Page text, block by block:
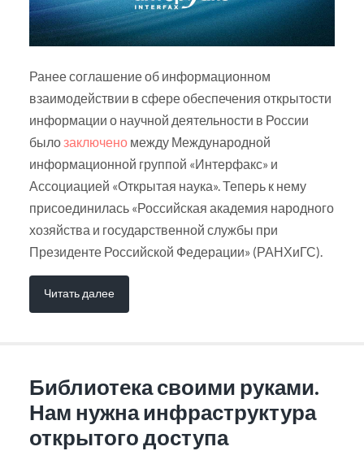
Ранее соглашение об информационном
взаимодействии в сфере обеспечения открытости
информации о научной деятельности в России
былозаключеномежду Международной
информационной группой «Интерфакс» и
Ассоциацией «Открытая наука». Теперь к нему
присоединилась «Российская академия народного
хозяйства и государственной службы при
Президенте Российской Федерации» (РАНХиГС).
Читать далее
Библиотека своими руками.
Нам нужна инфраструктура
открытого доступа